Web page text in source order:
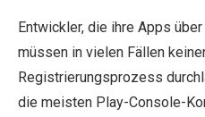
Entwickler, die ihre Apps
müssen in vielen Fällen
Registrierungsprozess
die meisten Play-Console-